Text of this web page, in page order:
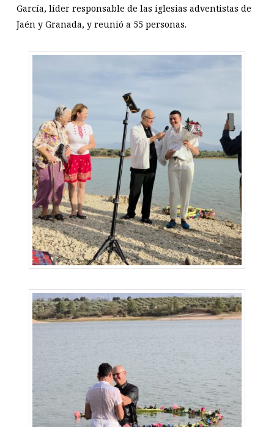
García, líder responsable de las iglesias adventistas de
Jaén y Granada, y reunió a 55 personas.